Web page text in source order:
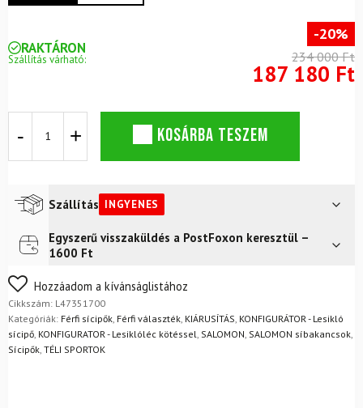
RAKTÁRON
Szállítás várható:
-20%
234 000 Ft
187 180 Ft
SALOMON
120
mennyiség
KOSÁRBA TESZEM
Szállítás INGYENES
Futár a címreIngyenes
FoxPost
Egyszerű visszaküldés a PostFoxon keresztül –
1600 Ft
Nem biztos a választásában? Semmi gond – a terméket
egyszerűen visszaküldheti 14 napon belül, indoklás nélkül.
Mik a visszaküldés feltételei?
Hozzáadom a kívánságlistához
Cikkszám: L47351700
Kategóriák: Férfi sícipők Férfi választék KIÁRUSÍTÁS KONFIGURÁTOR - Lesikló
sícipő KONFIGURATOR - Lesiklóléc kötéssel SALOMON SALOMON síbakancsok
Sícipők TÉLI SPORTOK